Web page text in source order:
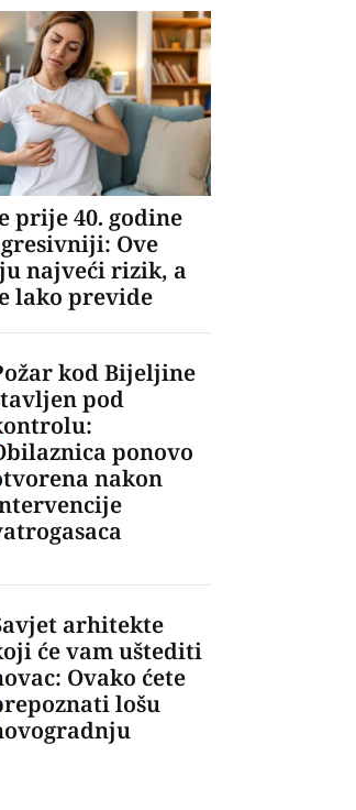
prije 40. godine
Ove
najveći rizik, a
lako previde
kod Bijeljine
pod
ponovo
nakon
arhitekte
će vam uštediti
Ovako ćete
lošu